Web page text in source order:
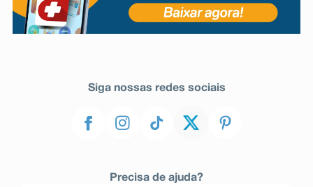
Siga nossas redes sociais
Precisa de ajuda?